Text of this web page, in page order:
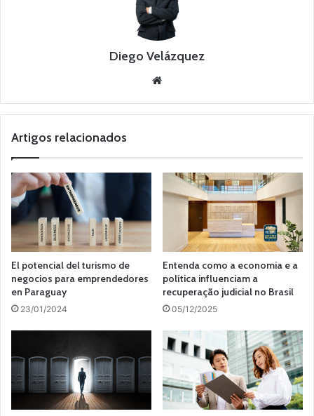
Diego Velázquez
Website
Artigos relacionados
El potencial del turismo de
negocios para emprendedores
en Paraguay
23/01/2024
Entenda como a economia e a
política influenciam a
recuperação judicial no Brasil
05/12/2025